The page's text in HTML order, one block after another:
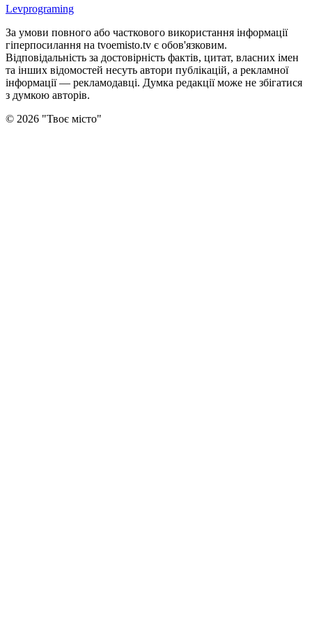
Levprograming
За умови повного або часткового використання iнформацiї
гіперпосилання на tvoemisto.tv є обов'язковим.
Відповідальність за достовірність фактів, цитат, власних імен
та інших відомостей несуть автори публікацій, а рекламної
інформації — рекламодавці. Думка редакцiї може не збiгатися
з думкою авторiв.
© 2026 "Твоє місто"